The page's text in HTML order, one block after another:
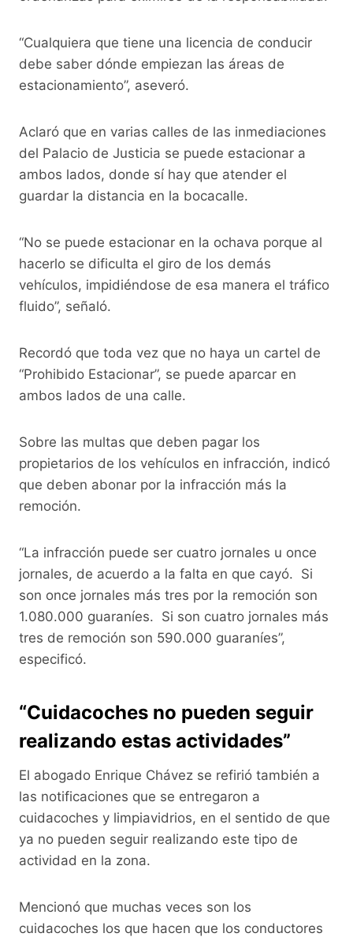
“Cualquiera que tiene una licencia de conducir
debe saber dónde empiezan las áreas de
estacionamiento”, aseveró.
Aclaró que en varias calles de las inmediaciones
del Palacio de Justicia se puede estacionar a
ambos lados, donde sí hay que atender el
guardar la distancia en la bocacalle.
“No se puede estacionar en la ochava porque al
hacerlo se dificulta el giro de los demás
vehículos, impidiéndose de esa manera el tráfico
fluido”, señaló.
Recordó que toda vez que no haya un cartel de
“Prohibido Estacionar”, se puede aparcar en
ambos lados de una calle.
Sobre las multas que deben pagar los
propietarios de los vehículos en infracción, indicó
que deben abonar por la infracción más la
remoción.
“La infracción puede ser cuatro jornales u once
jornales, de acuerdo a la falta en que cayó. Si
son once jornales más tres por la remoción son
1.080.000 guaraníes. Si son cuatro jornales más
tres de remoción son 590.000 guaraníes”,
especificó.
“Cuidacoches no pueden seguir
realizando estas actividades”
El abogado Enrique Chávez se refirió también a
las notificaciones que se entregaron a
cuidacoches y limpiavidrios, en el sentido de que
ya no pueden seguir realizando este tipo de
actividad en la zona.
Mencionó que muchas veces son los
cuidacoches los que hacen que los conductores